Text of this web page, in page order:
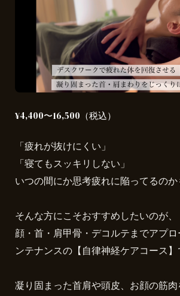
¥4,400〜16,500（税込）
「疲れが抜けにくい」
「寝てもスッキリしない」
いつの間にか思考疲れに陥ってるのか
そんな方にこそおすすめしたいのが、
顔・首・肩甲骨・デコルテまでアプロ
ンテナンスの【自律神経ケアコース】
凝り固まった首肩や頭皮、お顔の筋